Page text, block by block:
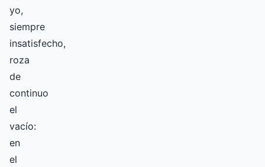
yo,
siempre
insatisfecho,
roza
de
continuo
el
vacío:
en
el